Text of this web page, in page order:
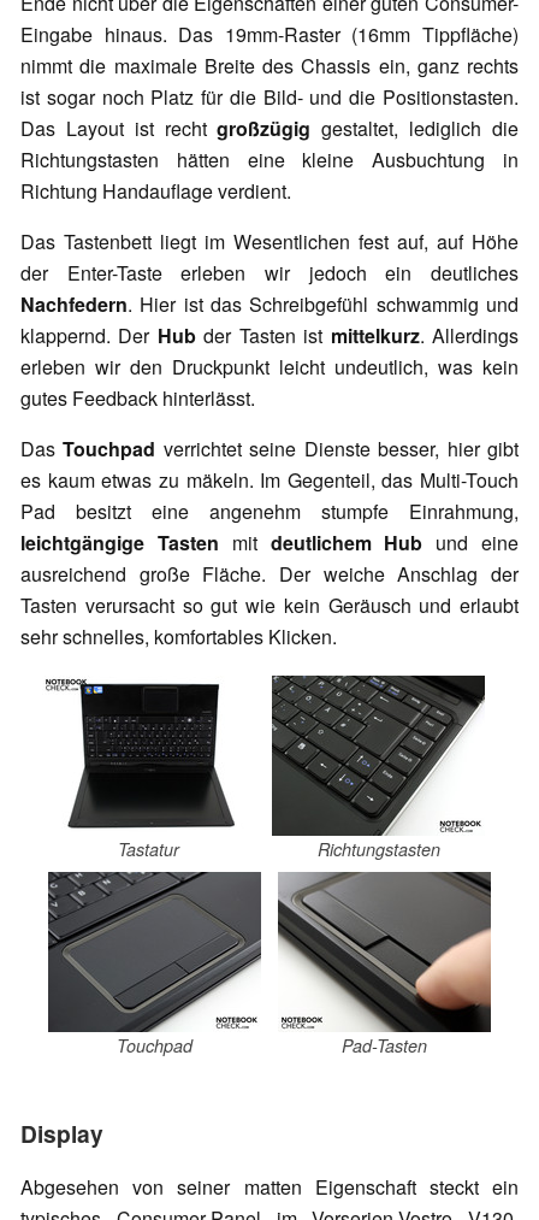
Eingabe hinaus. Das 19mm-Raster (16mm Tippfläche)
nimmt die maximale Breite des Chassis ein, ganz rechts
ist sogar noch Platz für die Bild- und die Positionstasten.
Das Layout ist rechtgroßzügig gestaltet, lediglich die
Richtungstasten hätten eine kleine Ausbuchtung in
Richtung Handauflage verdient.
Das Tastenbett liegt im Wesentlichen fest auf, auf Höhe
der Enter-Taste erleben wir jedoch ein deutliches
Nachfedern. Hier ist das Schreibgefühl schwammig und
klappernd. Der Hubder Tasten ist mittelkurz. Allerdings
erleben wir den Druckpunkt leicht undeutlich, was kein
gutes Feedback hinterlässt.
DasTouchpad verrichtet seine Dienste besser, hier gibt
es kaum etwas zu mäkeln. Im Gegenteil, das Multi-Touch
Pad besitzt eine angenehm stumpfe Einrahmung,
leichtgängige Tasten mit deutlichem Hub und eine
ausreichend große Fläche. Der weiche Anschlag der
Tasten verursacht so gut wie kein Geräusch und erlaubt
sehr schnelles, komfortables Klicken.
Tastatur Richtungstasten
Touchpad Pad-Tasten
Display
Abgesehen von seiner matten Eigenschaft steckt ein